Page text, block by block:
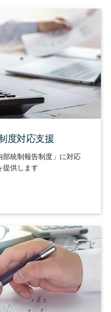
度対応支援
統制報告制度」に対応
提供します